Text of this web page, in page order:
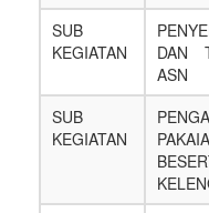
SUB
KEGIATAN
DAN
ASN
SUB
KEGIATAN